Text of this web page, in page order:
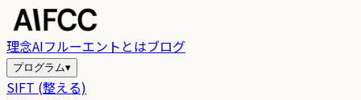
理念AIフルーエントとはブログ
プログラム▾
SIFT (整える)